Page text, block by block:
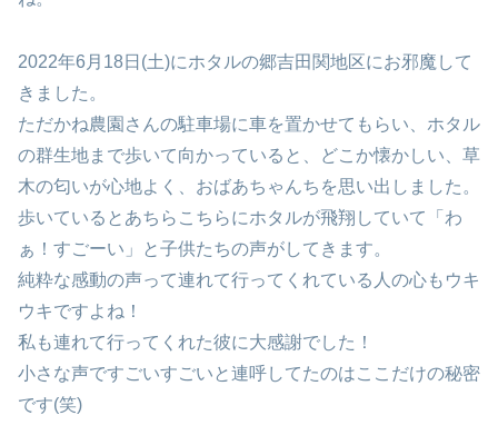
2022年6月18日(土)にホタルの郷吉田関地区にお邪魔して
きました。
ただかね農園さんの駐車場に車を置かせてもらい、ホタル
の群生地まで歩いて向かっていると、どこか懐かしい、草
木の匂いが心地よく、おばあちゃんちを思い出しました。
歩いているとあちらこちらにホタルが飛翔していて「わ
ぁ！すごーい」と子供たちの声がしてきます。
純粋な感動の声って連れて行ってくれている人の心もウキ
ウキですよね！
私も連れて行ってくれた彼に大感謝でした！
小さな声ですごいすごいと連呼してたのはここだけの秘密
です(笑)